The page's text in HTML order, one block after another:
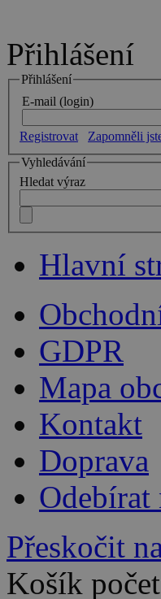
Přihlášení
Přihlášení
E-mail (login)
Registrovat
Zapomněli
Vyhledávání
Hledat výraz
Hlavní
GDPR
Mapa
Kontakt
Doprava
Odebírat
Přeskočit
Košík